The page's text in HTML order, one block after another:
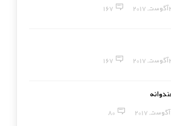
167
167
80